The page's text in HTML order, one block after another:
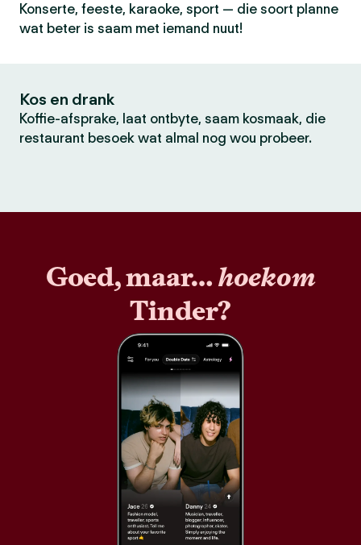
Konserte, feeste, karaoke, sport — die soort planne
wat beter is saam met iemand nuut!
Kos en drank
Koffie-afsprake, laat ontbyte, saam kosmaak, die
restaurant besoek wat almal nog wou probeer.
Goed, maar…hoekom
Tinder?